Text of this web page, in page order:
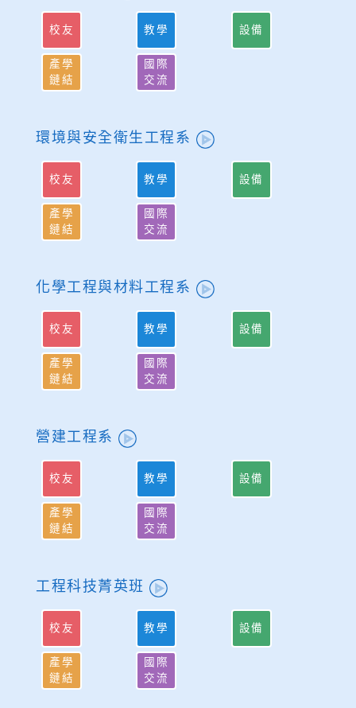
校友 教學 設備
產學
鏈結
國際
交流
環境與安全衛生工程系
校友 教學 設備
產學
鏈結
國際
交流
化學工程與材料工程系
校友 教學 設備
產學
鏈結
國際
交流
營建工程系
校友 教學 設備
產學
鏈結
國際
交流
工程科技菁英班
校友 教學 設備
產學
鏈結
國際
交流